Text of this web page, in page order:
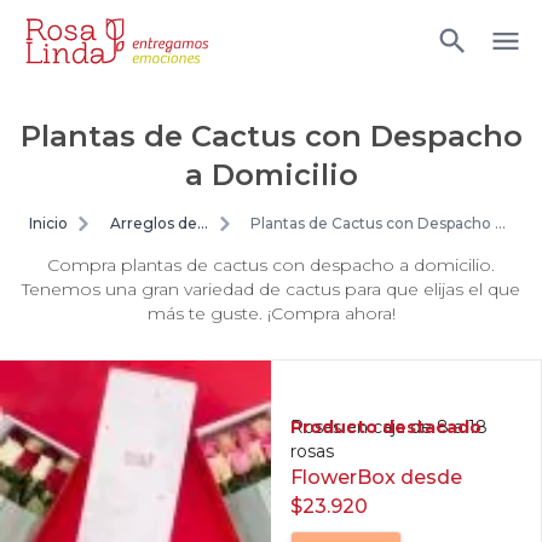
Plantas de Cactus con Despacho
a Domicilio
Inicio
Arreglos de
Plantas de Cactus con Despacho a
Compra plantas de cactus con despacho a domicilio.
Tenemos una gran variedad de cactus para que elijas el que
más te guste. ¡Compra ahora!
Producto destacado
Rosas en caja de 8 a 18
rosas
FlowerBox desde
$23.920